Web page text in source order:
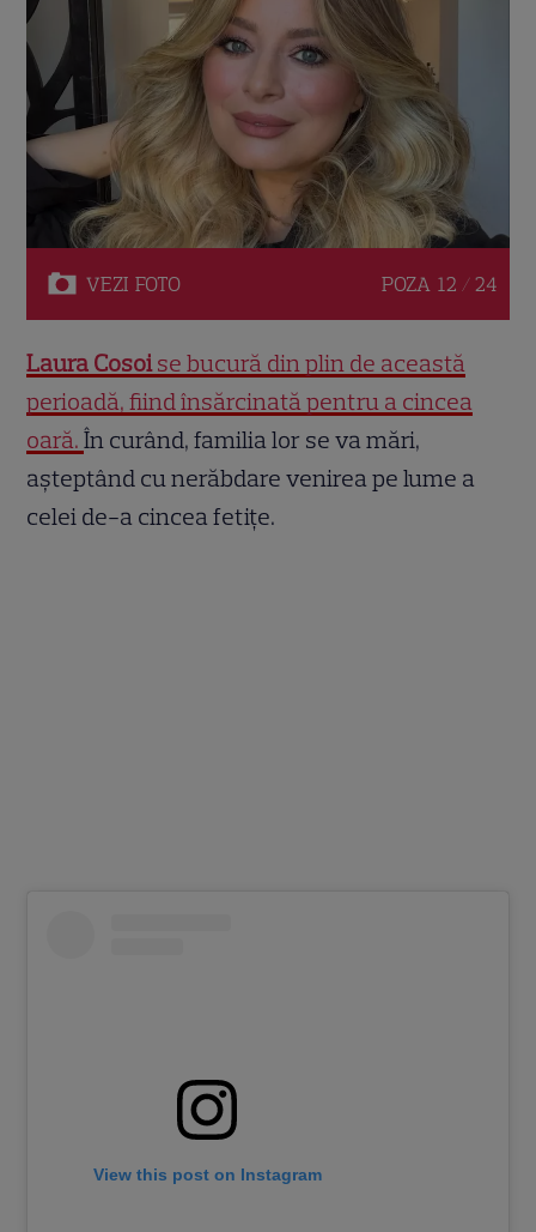
VEZI FOTO POZA 12 / 24
Laura Cosoise bucură din plin de această
perioadă, fiind însărcinată pentru a cincea
oară.În curând, familia lor se va mări,
așteptând cu nerăbdare venirea pe lume a
celei de-a cincea fetițe.
View this post on Instagram